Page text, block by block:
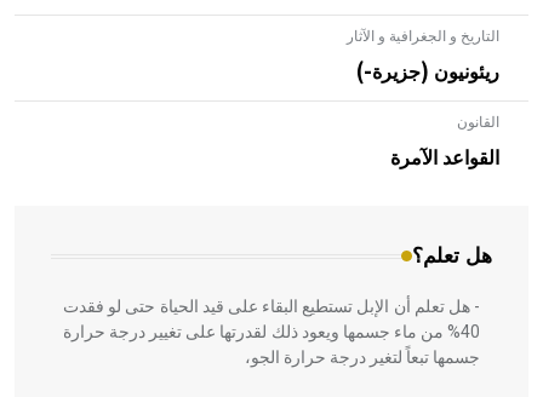
التاريخ و الجغرافية و الآثار
ريئونيون (جزيرة-)
القانون
القواعد الآمرة
هل تعلم؟
- هل تعلم أن الأبلق نوع من الفنون الهندسية التي ارتبطت
بالعمارة الإسلامية في بلاد الشام ومصر خاصة، حيث يحرص
المعمار على بناء مداميكه وخاصة في الواجهات
- هل تعلم أن الإبل تستطيع البقاء على قيد الحياة حتى لو فقدت
40% من ماء جسمها ويعود ذلك لقدرتها على تغيير درجة حرارة
جسمها تبعاً لتغير درجة حرارة الجو،